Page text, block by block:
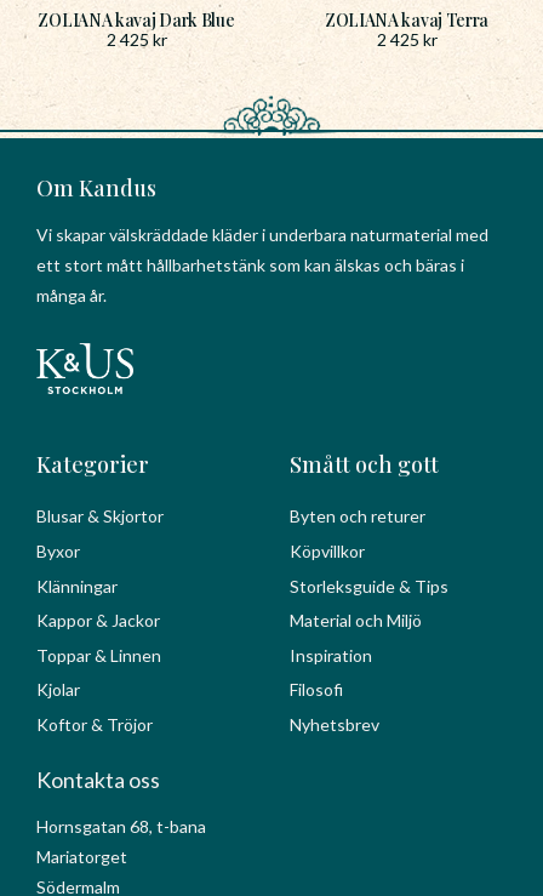
ZOLIANA kavaj Dark Blue
2 425 kr
ZOLIANA kavaj Terra
2 425 kr
Om Kandus
Vi skapar välskräddade kläder i underbara naturmaterial med
ett stort mått hållbarhetstänk som kan älskas och bäras i
många år.
Kategorier
Blusar & Skjortor
Byxor
Klänningar
Kappor & Jackor
Toppar & Linnen
Kjolar
Koftor & Tröjor
Smått och gott
Byten och returer
Köpvillkor
Storleksguide & Tips
Material och Miljö
Inspiration
Filosofi
Nyhetsbrev
Kontakta oss
Hornsgatan 68, t-bana
Mariatorget
Södermalm